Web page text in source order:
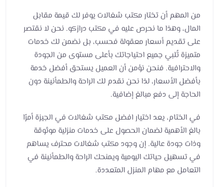
من المهم أن تختار مكتب شغالات يوفر لك قيمة مقابل
المال، وهذا ما نحرص عليه في مكتب درازكو. نحن لا نقتصر
على تقديم أسعار معقولة فحسب، بل نضمن لك خدمات
متميزة تُلبي جميع احتياجاتك بأعلى مستوى من الجودة
والاحترافية. فنحن نؤمن أن العميل يستحق أفضل خدمة
بأفضل الأسعار، لذا نحن نقدم لك الراحة والطمأنينة دون
الحاجة إلى دفع مبالغ إضافية.
في الختام، يعد اختيار افضل مكتب شغالات في الجيزة أمرًا
بالغ الأهمية لضمان الحصول على خدمات منزلية موثوقة
وذات جودة عالية. إن وجود مكتب شغالات محترف يساهم
في تسهيل حياتك اليومية ويمنحك الراحة والطمأنينة في
التعامل مع مهام المنزل المتعددة.